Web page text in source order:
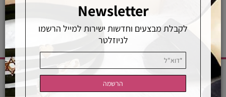
CATEGORIES
Newsletter
לקבלת מבצעים וחדשות ישירות למייל הרשמו
לניוזלטר